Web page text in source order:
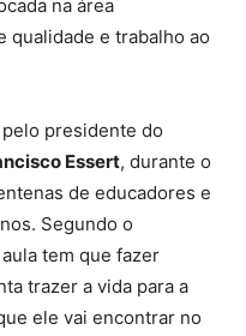
na área
qualidade e trabalho ao
presidente do
Essert, durante o
de educadores e
Segundo o
tem que fazer
trazer a vida para a
ele vai encontrar no